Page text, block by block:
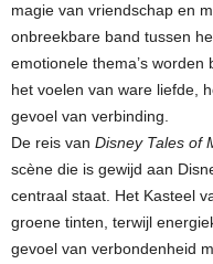
magie van vriendschap en
onbreekbare band tussen
emotionele thema’s worden
het voelen van ware liefde,
gevoel van verbinding.
De reis van Disney Tales of
scène die is gewijd aan
centraal staat. Het Kasteel
groene tinten, terwijl
gevoel van verbondenheid